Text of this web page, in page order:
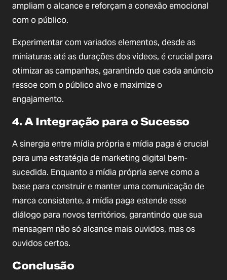
ampliam o alcance e reforçam a conexão emocional
com o público.
Experimentar com variados elementos, desde as
miniaturas até as durações dos vídeos, é crucial para
otimizar as campanhas, garantindo que cada anúncio
ressoe com o público alvo e maximize o
engajamento.
4. A Integração para o Sucesso
A sinergia entre mídia própria e mídia paga é crucial
para uma estratégia de marketing digital bem-
sucedida. Enquanto a mídia própria serve como a
base para construir e manter uma comunicação de
marca consistente, a mídia paga estende esse
diálogo para novos territórios, garantindo que sua
mensagem não só alcance mais ouvidos, mas os
ouvidos certos.
Conclusão